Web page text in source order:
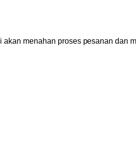
menahan proses pesanan dan